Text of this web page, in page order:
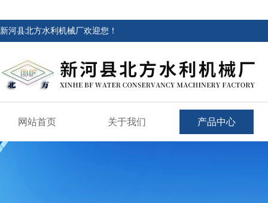
新河县北方水利机械厂欢迎您！
网站首页 关于我们 产品中心